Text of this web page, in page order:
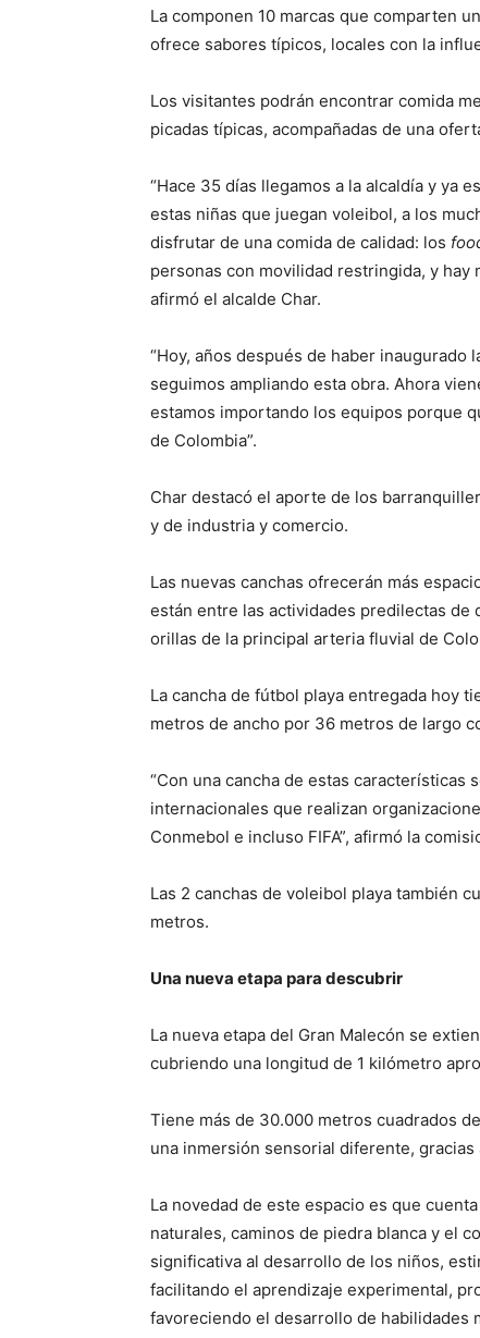
La componen 10 marcas que comparten
ofrece sabores típicos, locales con la
Los visitantes podrán encontrar comida
picadas típicas, acompañadas de una
“Hace 35 días llegamos a la alcaldía y ya
estas niñas que juegan voleibol, a los
disfrutar de una comida de calidad: los
personas con movilidad restringida, y hay
afirmó el alcalde Char.
“Hoy, años después de haber inaugurado
seguimos ampliando esta obra. Ahora
estamos importando los equipos porque
de Colombia”.
Char destacó el aporte de los
y de industria y comercio.
Las nuevas canchas ofrecerán más
están entre las actividades predilectas de
orillas de la principal arteria fluvial de
La cancha de fútbol playa entregada hoy
metros de ancho por 36 metros de largo
“Con una cancha de estas características
internacionales que realizan
Conmebol e incluso FIFA”, afirmó la
Las 2 canchas de voleibol playa también
metros.
Una nueva etapa para descubrir
La nueva etapa del Gran Malecón se
cubriendo una longitud de 1 kilómetro
Tiene más de 30.000 metros cuadrados
una inmersión sensorial diferente,
La novedad de este espacio es que
naturales, caminos de piedra blanca y el
significativa al desarrollo de los niños,
facilitando el aprendizaje experimental,
favoreciendo el desarrollo de habilidades